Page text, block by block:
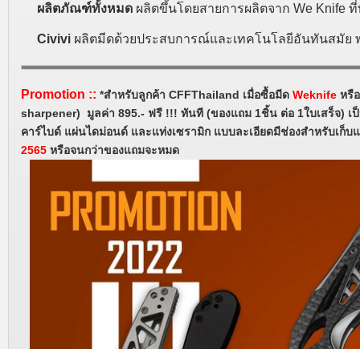
ผลิตภัณฑ์ทั้งหมด ผลิตขึ้นโดยสายการผลิตจาก We Knife
Civivi ผลิตมีดด้วยประสบการณ์และเทคโนโลยีอันทันสมั
Promotion :: *สำหรับลูกค้า CFFThailand เมื่อซื้อมีด Weknife หรื
sharpener) มูลค่า 895.- ฟรี !!! ทันที (ของแถม 1ชิ้น ต่อ 1ใบเสร็จ)
คาร์ไบด์ แผ่นไดม่อนด์ และแท่งเซรามิก แบบละเอียดมีช่องสำหรับเก็บ
2565 หรือจนกว่าของแถมจะหมด